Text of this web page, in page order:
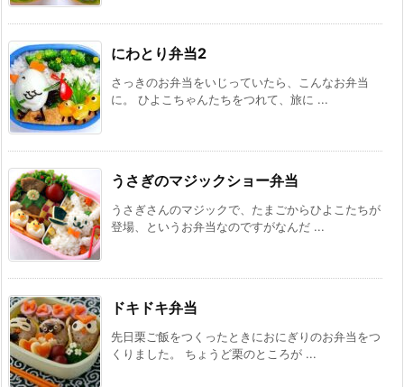
にわとり弁当2
さっきのお弁当をいじっていたら、こんなお弁当
に。 ひよこちゃんたちをつれて、旅に ...
うさぎのマジックショー弁当
うさぎさんのマジックで、たまごからひよこたちが
登場、というお弁当なのですがなんだ ...
ドキドキ弁当
先日栗ご飯をつくったときにおにぎりのお弁当をつ
くりました。 ちょうど栗のところが ...